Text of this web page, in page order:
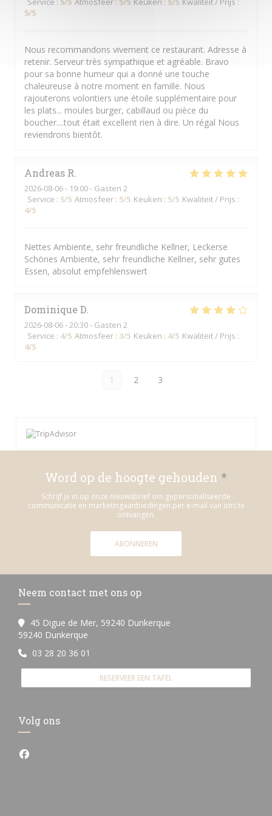
5/5
Nous recommandons vivement ce restaurant. Adresse à
retenir. Serveur très sympathique et agréable. Bravo
pour sa bonne humeur qui a donné une touche
chaleureuse à notre moment en famille. Nous
rajouterons volontiers une étoile supplémentaire pour
les plats... moules burger, cabillaud ou pièce du
boucher....tout était excellent rien à dire. Un régal Nous
reviendrons bientôt.
Andreas R
2026-08-06- 19:00 - Gasten 2
Service : 5/5 Atmosfeer : 5/5 Keuken : 5/5 Kwaliteit / Prijs :
4/5
Nettes Ambiente, sehr freundliche Kellner, Leckerse
Schönes Ambiente, sehr freundliche Kellner, sehr gutes
Essen, absolut empfehlenswert
Dominique D
2026-08-06- 20:30 - Gasten 2
Service : 4/5 Atmosfeer : 3/5 Keuken : 4/5 Kwaliteit / Prijs :
4/5
1 2 3
Word op de hoogte gehouden *
Schrijf je in op onze nieuwsbrief om gepersonaliseerde
communicatie en marketingaanbiedingen per e-mail van ons te
ontvangen.
ABONNEREN
Neem contact met ons op
45 Digue de Mer, 59240 Dunkerque
59240 Dunkerque
03 28 20 36 01
RESERVEER EEN TAFEL
Volg ons
Facebook ((opent in een nieuw venster))